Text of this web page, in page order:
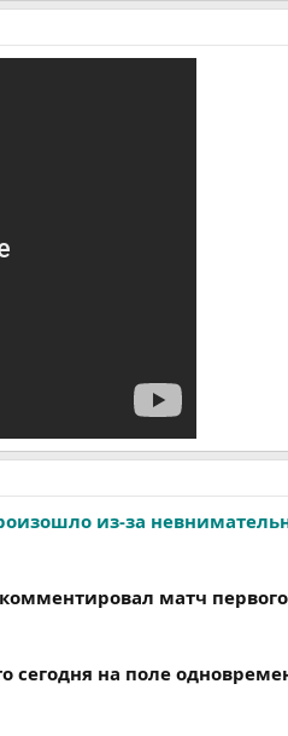
из-за
матч
сегодня на поле